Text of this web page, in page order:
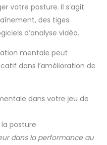
votre posture. Il s’agit
des tiges
d’analyse vidéo.
mentale peut
dans l’amélioration de
dans votre jeu de
posture
dans la performance au